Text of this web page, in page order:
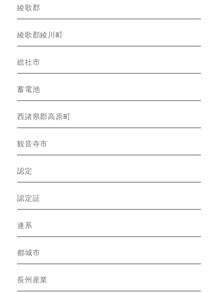
綾歌郡
綾歌郡綾川町
総社市
蓄電池
西諸県郡高原町
観音寺市
認定
認定証
連系
都城市
長州産業